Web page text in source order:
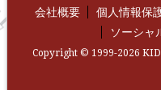
会社概要 個人情報保
ソーシャ
Copyright © 1999-2026